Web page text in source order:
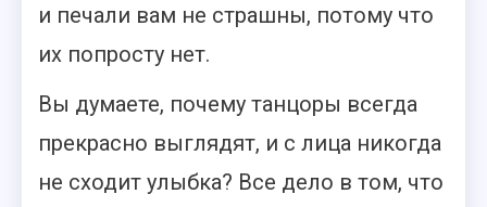
и печали вам не страшны, потому что
их попросту нет.
Вы думаете, почему танцоры всегда
прекрасно выглядят, и с лица никогда
не сходит улыбка? Все дело в том, что